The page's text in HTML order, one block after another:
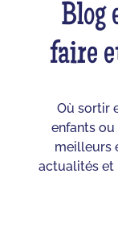
Blog
faire
Où sortir
enfants
meilleurs
actualités et